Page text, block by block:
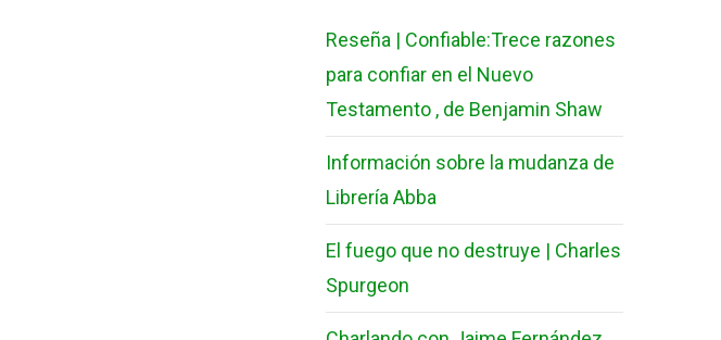
Reseña | Confiable:Trece razones
para confiar en el Nuevo
Testamento , de Benjamin Shaw
Información sobre la mudanza de
Librería Abba
El fuego que no destruye | Charles
Spurgeon